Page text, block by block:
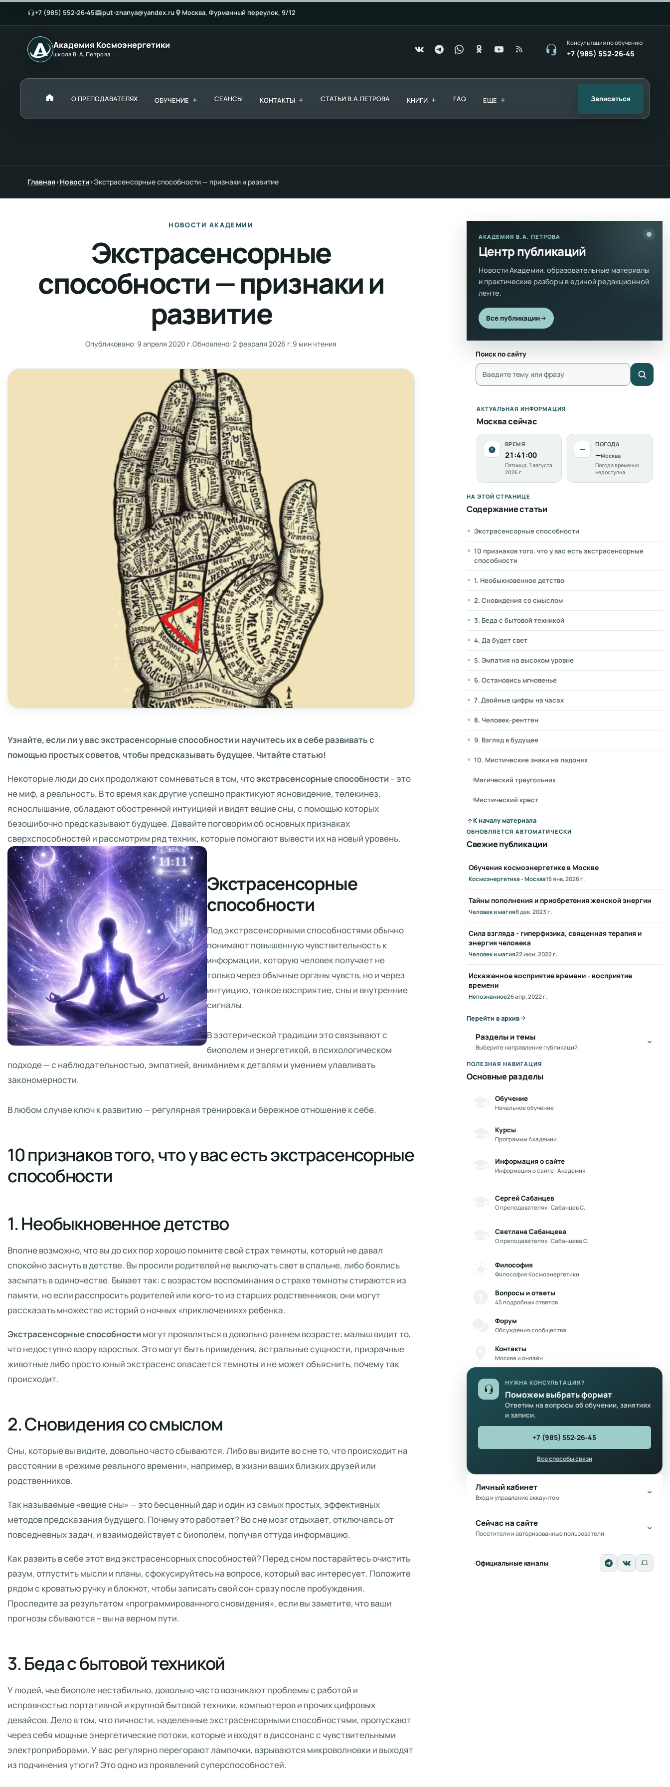
+7 (985) 552‑26‑45 put-znanya@yandex.ru Москва, Фурманный переулок, 9/12
Академия Космоэнергетики
школа В. А. Петрова
Консультация по обучению
+7 (985) 552‑26‑45
О ПРЕПОДАВАТЕЛЯХ ОБУЧЕНИЕ + СЕАНСЫ КОНТАКТЫ + СТАТЬИ В.А.ПЕТРОВА КНИГИ + FAQ ЕЩЕ + Записаться
Главная›Новости›Экстрасенсорные способности — признаки и развитие
НОВОСТИ АКАДЕМИИ
Экстрасенсорные
способности — признаки и
развитие
Опубликовано: 9 апреля 2020 г.Обновлено:2 февраля 2026 г.9 мин чтения
Узнайте, если ли у вас экстрасенсорные способности и научитесь их в себе развивать с
помощью простых советов, чтобы предсказывать будущее. Читайте статью!
Некоторые люди до сих продолжают сомневаться в том, чтоэкстрасенсорные способности – это
не миф, а реальность. В то время как другие успешно практикуют ясновидение, телекинез,
яснослышание, обладают обостренной интуицией и видят вещие сны, с помощью которых
безошибочно предсказывают будущее. Давайте поговорим об основных признаках
сверхспособностей и рассмотрим ряд техник, которые помогают вывести их на новый уровень.
Экстрасенсорные
способности
Под экстрасенсорными способностями обычно
понимают повышенную чувствительность к
информации, которую человек получает не
только через обычные органы чувств, но и через
интуицию, тонкое восприятие, сны и внутренние
сигналы.
В эзотерической традиции это связывают с
биополем и энергетикой, в психологическом
подходе — с наблюдательностью, эмпатией, вниманием к деталям и умением улавливать
закономерности.
В любом случае ключ к развитию — регулярная тренировка и бережное отношение к себе.
10 признаков того, что у вас есть экстрасенсорные
способности
1. Необыкновенное детство
Вполне возможно, что вы до сих пор хорошо помните свой страх темноты, который не давал
спокойно заснуть в детстве. Вы просили родителей не выключать свет в спальне, либо боялись
засыпать в одиночестве. Бывает так: с возрастом воспоминания о страхе темноты стираются из
памяти, но если расспросить родителей или кого-то из старших родственников, они могут
рассказать множество историй о ночных «приключениях» ребенка.
Экстрасенсорные способности могут проявляться в довольно раннем возрасте: малыш видит то,
что недоступно взору взрослых. Это могут быть привидения, астральные сущности, призрачные
животные либо просто юный экстрасенс опасается темноты и не может объяснить, почему так
происходит.
2. Сновидения со смыслом
Сны, которые вы видите, довольно часто сбываются. Либо вы видите во сне то, что происходит на
расстоянии в «режиме реального времени», например, в жизни ваших близких друзей или
родственников.
Так называемые «вещие сны» — это бесценный дар и один из самых простых, эффективных
методов предсказания будущего. Почему это работает? Во сне мозг отдыхает, отключаясь от
повседневных задач, и взаимодействует с биополем, получая оттуда информацию.
Как развить в себе этот вид экстрасенсорных способностей? Перед сном постарайтесь очистить
разум, отпустить мысли и планы, сфокусируйтесь на вопросе, который вас интересует. Положите
рядом с кроватью ручку и блокнот, чтобы записать свой сон сразу после пробуждения.
Проследите за результатом «программированного сновидения», если вы заметите, что ваши
прогнозы сбываются – вы на верном пути.
3. Беда с бытовой техникой
У людей, чье биополе нестабильно, довольно часто возникают проблемы с работой и
исправностью портативной и крупной бытовой техники, компьютеров и прочих цифровых
девайсов. Дело в том, что личности, наделенные экстрасенсорными способностями, пропускают
через себя мощные энергетические потоки, которые и входят в диссонанс с чувствительными
электроприборами. У вас регулярно перегорают лампочки, взрываются микроволновки и выходят
из подчинения утюги? Это одно из проявлений суперспособностей.
АКАДЕМИЯ В.А. ПЕТРОВА
Центр публикаций
Новости Академии, образовательные материалы
и практические разборы в единой редакционной
ленте.
Все публикации
Поиск по сайту
АКТУАЛЬНАЯ ИНФОРМАЦИЯ
Москва сейчас
ВРЕМЯ
21:41:01
Пятница, 7 августа
2026 г.
— ПОГОДА
—Москва
Погода временно
недоступна
НА ЭТОЙ СТРАНИЦЕ
Содержание статьи
Экстрасенсорные способности
10 признаков того, что у вас есть экстрасенсорные
способности
1. Необыкновенное детство
2. Сновидения со смыслом
3. Беда с бытовой техникой
4. Да будет свет
5. Эмпатия на высоком уровне
6. Остановись мгновенье
7. Двойные цифры на часах
8. Человек-рентген
9. Взгляд в будущее
10. Мистические знаки на ладонях
Магический треугольник
Мистический крест
К началу материала
ОБНОВЛЯЕТСЯ АВТОМАТИЧЕСКИ
Свежие публикации
Обучения космоэнергетике в Москве
Космоэнергетика - Москва16 янв. 2026 г.
Тайны пополнения и приобретения женской энергии
Человек и магия8 дек. 2023 г.
Сила взгляда - гиперфизика, священная терапия и
энергия человека
Человек и магия22 июн. 2022 г.
Искаженное восприятие времени - восприятие
времени
Непознанное26 апр. 2022 г.
Перейти в архив
Разделы и темы
Выберите направление публикаций
ПОЛЕЗНАЯ НАВИГАЦИЯ
Основные разделы
Обучение
Начальное обучение
Курсы
Программы Академии
Информация о сайте
Информация о сайте · Академия
Сергей Сабанцев
О преподавателях · Сабанцев С.
Светлана Сабанцева
О преподавателях · Сабанцева С.
Философия
Философия Космоэнергетики
Вопросы и ответы
45 подробных ответов
Форум
Обсуждения сообщества
Контакты
Москва и онлайн
НУЖНА КОНСУЛЬТАЦИЯ?
Поможем выбрать формат
Ответим на вопросы об обучении, занятиях
и записи.
+7 (985) 552‑26‑45
Все способы связи
Личный кабинет
Вход и управление аккаунтом
Сейчас на сайте
Посетители и авторизованные пользователи
Официальные каналы